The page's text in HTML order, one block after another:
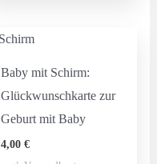
Baby mit Schirm:
Glückwunschkarte zur
Geburt mit Baby
4,00€